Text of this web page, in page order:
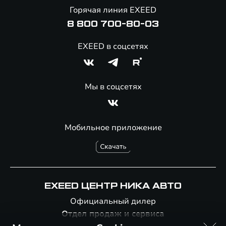
Мобильное приложение
Горячая линия EXEED
8 800 700-80-03
EXEED в соцсетях
Мы в соцсетях
EXEED ЦЕНТР НИКА АВТО
Официальный дилер
Отдел продаж и сервиса